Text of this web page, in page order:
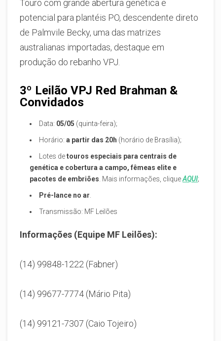
Touro com grande abertura genética e
potencial para plantéis PO, descendente direto
de Palmvile Becky, uma das matrizes
australianas importadas, destaque em
produção do rebanho VPJ.
3º Leilão VPJ Red Brahman &
Convidados
Data: 05/05 (quinta-feira);
Horário: a partir das 20h (horário de Brasília);
Lotes detouros especiais para centrais de
genética e cobertura a campo, fêmeas elite e
pacotes de embriões . Mais informações, cliqueAQUI;
Pré-lance no ar
Transmissão: MF Leilões
Informações (Equipe MF Leilões):
(14) 99848-1222 (Fabner)
(14) 99677-7774 (Mário Pita)
(14) 99121-7307 (Caio Tojeiro)